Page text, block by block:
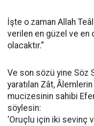
İşte o zaman Allah
verilen en güzel ve en
olacaktır.”
Ve son sözü yine Söz
yaratılan Zât, Âlemlerin
mucizesinin sahibi
söylesin:
‘Oruçlu için iki sevinç